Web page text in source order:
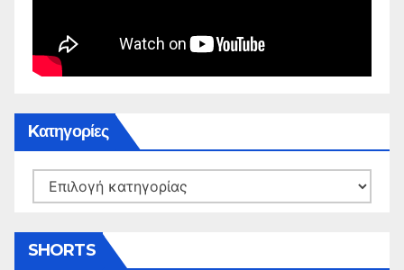
Kατηγορίες
Kατηγορίες
SHORTS